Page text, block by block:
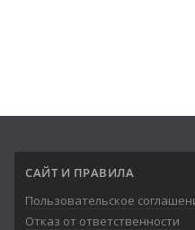
САЙТ И ПРАВИЛА
Пользовательское
Отказ от ответственности